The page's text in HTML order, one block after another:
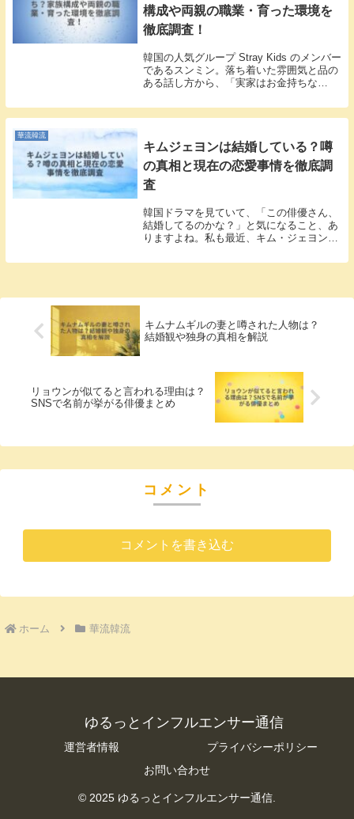
構成や両親の職業・育った環境を
徹底調査！
韓国の人気グループ Stray Kids のメンバー
であるスンミン。落ち着いた雰囲気と品の
ある話し方から、「実家はお金持ちな
初めてインタビュー動画を見たとき、礼儀
正しさや知的な受け答えに驚きました。ど
華流韓流
キムジェヨンは結婚している？噂
の真相と現在の恋愛事情を徹底調
査
韓国ドラマを見ていて、「この俳優さん、
結婚してるのかな？」と気になること、あ
りますよね。私も最近、キム・ジェヨンさ
になってしまいました。モデル出身らしい
キムナムギルの妻と噂された人物は？
結婚観や独身の真相を解説
リョウンが似てると言われる理由は？
SNSで名前が挙がる俳優まとめ
コメント
コメントを書き込む
ホーム 華流韓流
ゆるっとインフルエンサー通信
運営者情報
プライバシーポリシー
お問い合わせ
© 2025 ゆるっとインフルエンサー通信.